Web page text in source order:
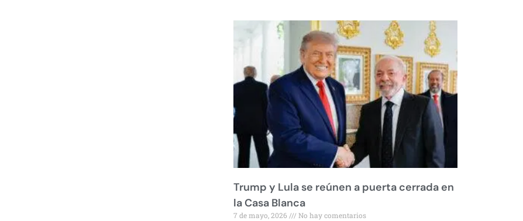
Trump y Lula se reúnen a puerta cerrada en
la Casa Blanca
7 de mayo, 2026 No hay comentarios